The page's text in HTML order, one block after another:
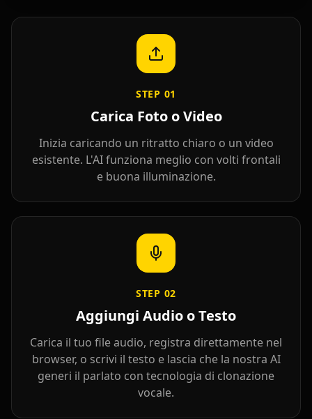
Cristiano
Ronaldo
xQc Valkyrae Podcaster 01
Podcaster 03
STEP 01
Carica Foto o Video
Inizia caricando un ritratto chiaro o un video
esistente. L'AI funziona meglio con volti frontali
e buona illuminazione.
STEP 02
Aggiungi Audio o Testo
Carica il tuo file audio, registra direttamente nel
browser, o scrivi il testo e lascia che la nostra AI
generi il parlato con tecnologia di clonazione
vocale.